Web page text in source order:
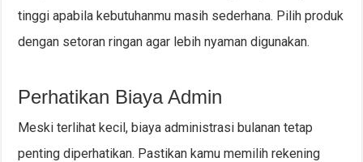
tinggi apabila kebutuhanmu masih sederhana. Pilih produk
dengan setoran ringan agar lebih nyaman digunakan.
Perhatikan Biaya Admin
Meski terlihat kecil, biaya administrasi bulanan tetap
penting diperhatikan. Pastikan kamu memilih rekening